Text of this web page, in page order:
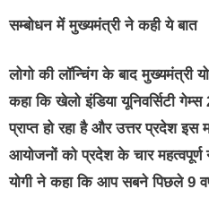
सम्बोधन में मुख्यमंत्री ने कही ये बात
लोगो की लॉन्चिंग के बाद मुख्यमंत्री
कहा कि खेलो इंडिया यूनिवर्सिटी
प्राप्त हो रहा है और उत्तर प्रदेश
आयोजनों को प्रदेश के चार
योगी ने कहा कि आप सबने पिछले 9